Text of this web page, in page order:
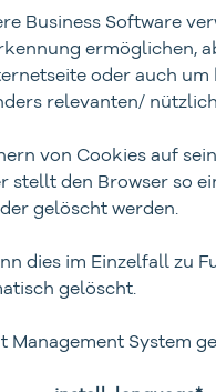
Business Software
ermöglichen,
oder auch
relevanten/
von Cookies auf
stellt den Browser so
gelöscht werden.
dies im Einzelfall
gelöscht.
Management System